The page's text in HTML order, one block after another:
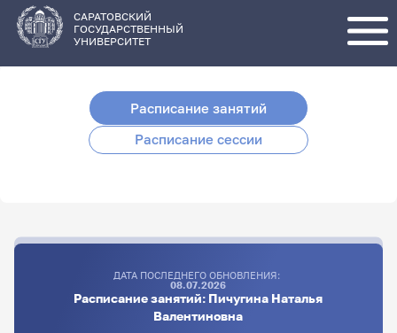
основному
содержанию
САРАТОВСКИЙ
ГОСУДАРСТВЕННЫЙ
УНИВЕРСИТЕТ
Расписание занятий
Расписание сессии
ДАТА ПОСЛЕДНЕГО ОБНОВЛЕНИЯ:
08.07.2026
Расписание занятий: Пичугина Наталья
Валентиновна